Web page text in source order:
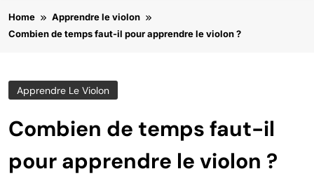
Home
Apprendre le violon
Combien de temps faut-il pour apprendre le violon ?
Apprendre Le Violon
Combien de temps faut-il
pour apprendre le violon ?